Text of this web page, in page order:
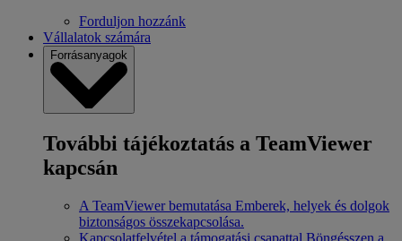
Forduljon hozzánk
Vállalatok számára
Forrásanyagok
További tájékoztatás a TeamViewer
kapcsán
A TeamViewer bemutatása Emberek, helyek és dolgok
biztonságos összekapcsolása.
Kapcsolatfelvétel a támogatási csapattal Böngésszen a